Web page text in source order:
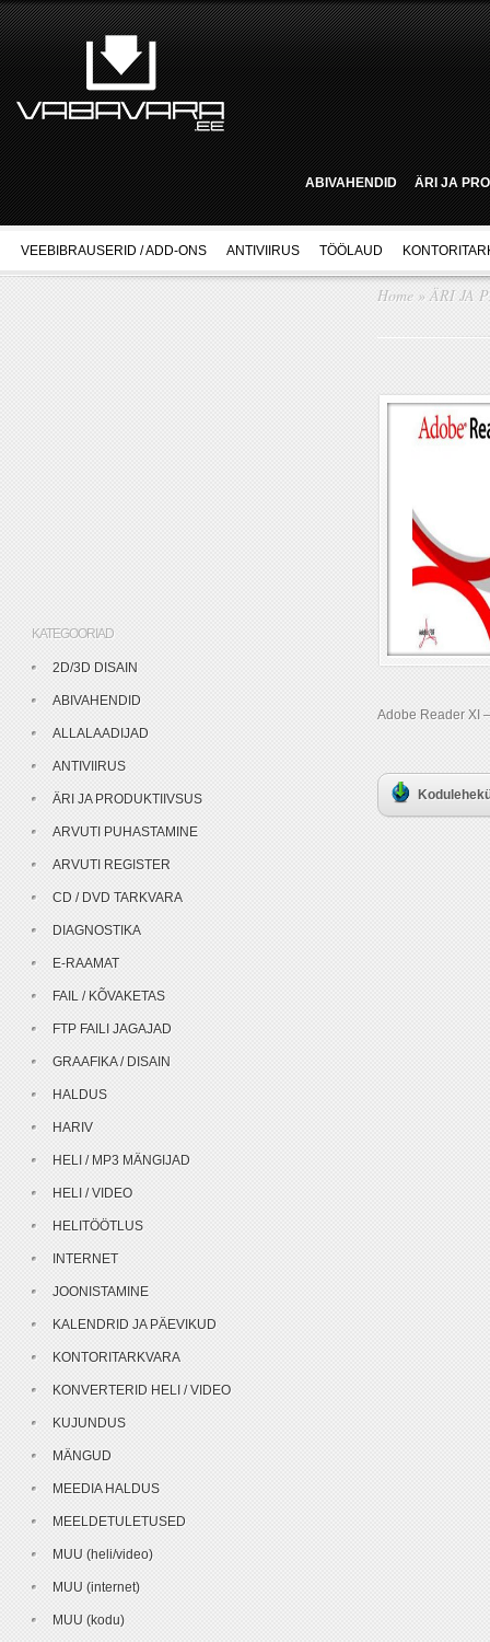
ABIVAHENDID ÄRI JA
VEEBIBRAUSERID / ADD-ONS ANTIVIIRUS TÖÖLAUD
Home » ÄRI JA
Adobe Reader XI
KATEGOORIAD
2D/3D DISAIN
ABIVAHENDID
ALLALAADIJAD
ANTIVIIRUS
ÄRI JA PRODUKTIIVSUS
ARVUTI PUHASTAMINE
ARVUTI REGISTER
CD / DVD TARKVARA
DIAGNOSTIKA
E-RAAMAT
FAIL / KÕVAKETAS
FTP FAILI JAGAJAD
GRAAFIKA / DISAIN
HALDUS
HARIV
HELI / MP3 MÄNGIJAD
HELI / VIDEO
HELITÖÖTLUS
INTERNET
JOONISTAMINE
KALENDRID JA PÄEVIKUD
KONTORITARKVARA
KONVERTERID HELI / VIDEO
KUJUNDUS
MÄNGUD
MEEDIA HALDUS
MEELDETULETUSED
MUU (heli/video)
MUU (internet)
MUU (kodu)